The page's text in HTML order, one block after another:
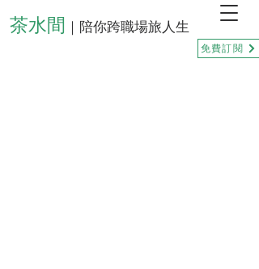
茶水間 ｜陪你跨職場旅人生
免費訂閱